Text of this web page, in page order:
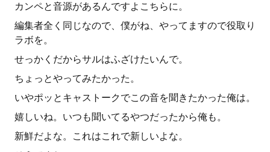
カンペと音源があるんですよこちらに。
編集者全く同じなので、僕がね、やってますので役取り
ラボを。
せっかくだからサルはふざけたいんで。
ちょっとやってみたかった。
いやポッとキャストークでこの音を聞きたかった俺は。
嬉しいね。いつも聞いてるやつだったから俺も。
新鮮だよな。これはこれで新しいよな。